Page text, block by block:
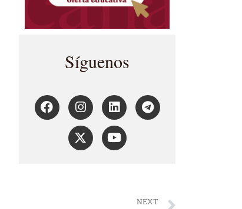
Síguenos
NEXT